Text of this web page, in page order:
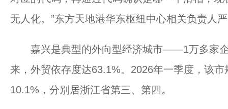
无人化。”东方天地港华东枢纽中心相关负责人
嘉兴是典型的外向型经济城市——1万多家企
来，外贸依存度达63.1%。2026年一季度，该
10.1%，分别居浙江省第三、第四。